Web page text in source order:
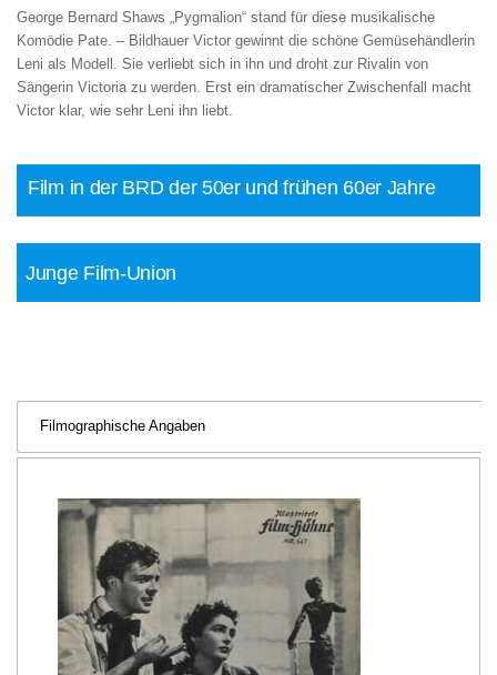
George Bernard Shaws „Pygmalion“ stand für diese musikalische
Komödie Pate. – Bildhauer Victor gewinnt die schöne Gemüsehändlerin
Leni als Modell. Sie verliebt sich in ihn und droht zur Rivalin von
Sängerin Victoria zu werden. Erst ein dramatischer Zwischenfall macht
Victor klar, wie sehr Leni ihn liebt.
Film in der BRD der 50er und frühen 60er Jahre
Junge Film-Union
Filmographische Angaben